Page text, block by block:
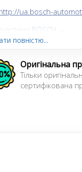
ua.bosch-
BOSCH →
повністю...
Оригінальна
Тільки
сертифікована